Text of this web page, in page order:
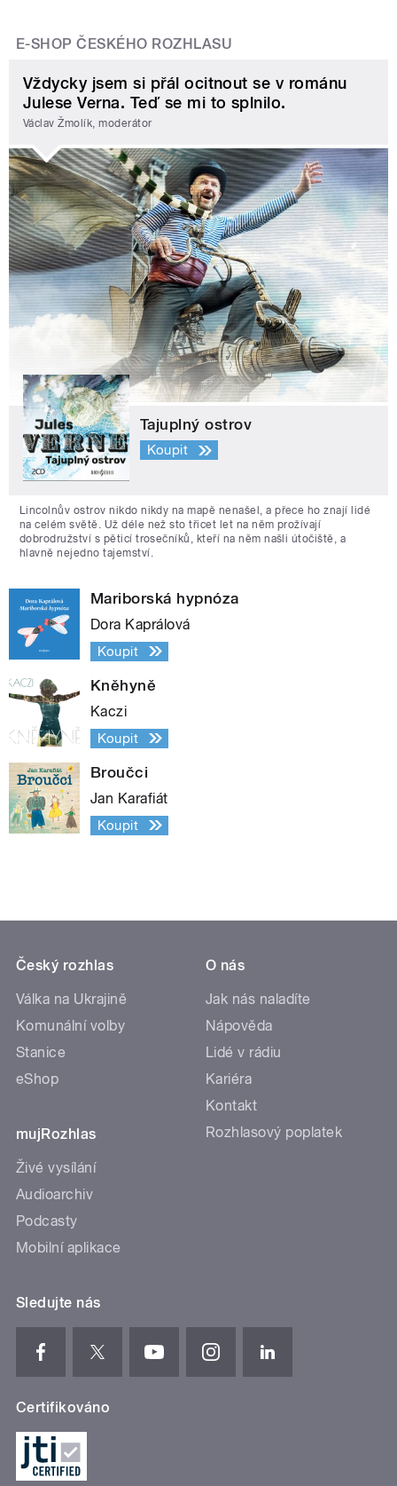
E-SHOP ČESKÉHO ROZHLASU
Vždycky jsem si přál ocitnout se v románu
Julese Verna. Teď se mi to splnilo.
Václav Žmolík, moderátor
Tajuplný ostrov
Koupit
Lincolnův ostrov nikdo nikdy na mapě nenašel, a přece ho znají lidé
na celém světě. Už déle než sto třicet let na něm prožívají
dobrodružství s pěticí trosečníků, kteří na něm našli útočiště, a
hlavně nejedno tajemství.
Mariborská hypnóza
Dora Kaprálová
Koupit
Kněhyně
Kaczi
Koupit
Broučci
Jan Karafiát
Koupit
Český rozhlas
Válka na Ukrajině
Komunální volby
Stanice
eShop
mujRozhlas
Živé vysílání
Audioarchiv
Podcasty
Mobilní aplikace
O nás
Jak nás naladíte
Nápověda
Lidé v rádiu
Kariéra
Kontakt
Rozhlasový poplatek
Sledujte nás
Certifikováno